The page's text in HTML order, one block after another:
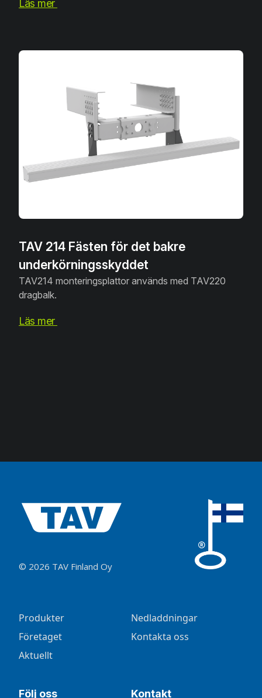
Läs mer
TAV 214 Fästen för det bakre
underkörningsskyddet
TAV214 monteringsplattor används med TAV220
dragbalk.
Läs mer
© 2026 TAV Finland Oy
Produkter
Företaget
Aktuellt
Nedladdningar
Kontakta oss
Följ oss Kontakt